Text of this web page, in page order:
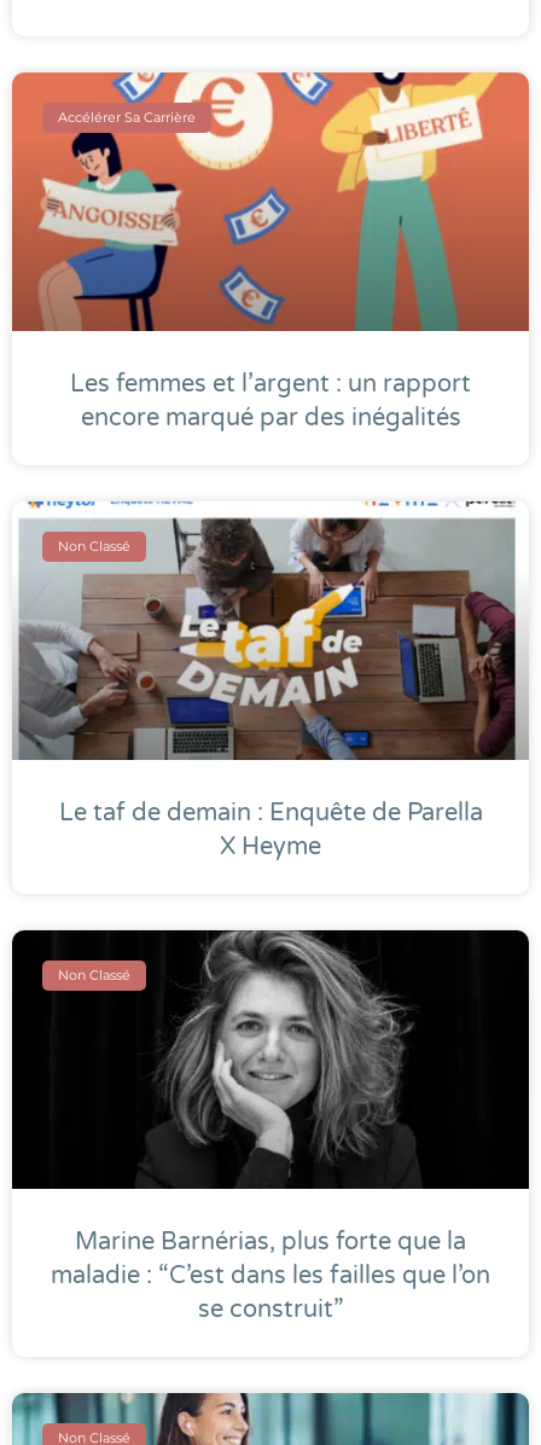
Accélérer Sa Carrière
Les femmes et l’argent : un rapport
encore marqué par des inégalités
Non Classé
Le taf de demain : Enquête de Parella
X Heyme
Non Classé
Marine Barnérias, plus forte que la
maladie : “C’est dans les failles que l’on
se construit”
Non Classé